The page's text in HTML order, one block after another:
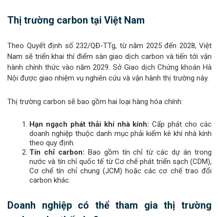
Thị trường carbon tại Việt Nam
Theo Quyết định số 232/QĐ-TTg, từ năm 2025 đến 2028, Việt
Nam sẽ triển khai thí điểm sàn giao dịch carbon và tiến tới vận
hành chính thức vào năm 2029. Sở Giao dịch Chứng khoán Hà
Nội được giao nhiệm vụ nghiên cứu và vận hành thị trường này.
Thị trường carbon sẽ bao gồm hai loại hàng hóa chính:
Hạn ngạch phát thải khí nhà kính: Cấp phát cho các
doanh nghiệp thuộc danh mục phải kiểm kê khí nhà kính
theo quy định.
Tín chỉ carbon: Bao gồm tín chỉ từ các dự án trong
nước và tín chỉ quốc tế từ Cơ chế phát triển sạch (CDM),
Cơ chế tín chỉ chung (JCM) hoặc các cơ chế trao đổi
carbon khác.
Doanh nghiệp có thể tham gia thị trường